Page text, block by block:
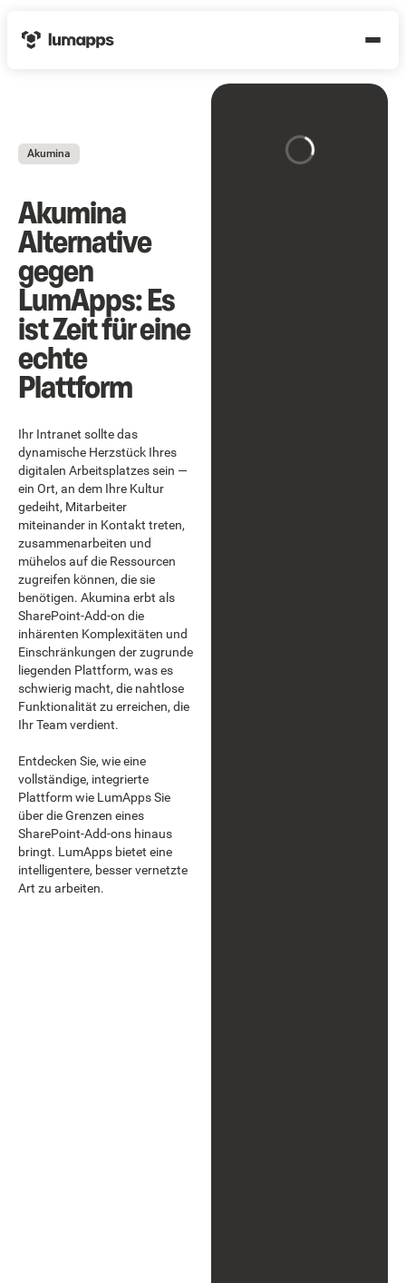
Akumina
Akumina
Alternative
gegen
LumApps: Es
ist Zeit für eine
echte
Plattform
Ihr Intranet sollte das
dynamische Herzstück Ihres
digitalen Arbeitsplatzes sein —
ein Ort, an dem Ihre Kultur
gedeiht, Mitarbeiter
miteinander in Kontakt treten,
zusammenarbeiten und
mühelos auf die Ressourcen
zugreifen können, die sie
benötigen. Akumina erbt als
SharePoint-Add-on die
inhärenten Komplexitäten und
Einschränkungen der zugrunde
liegenden Plattform, was es
schwierig macht, die nahtlose
Funktionalität zu erreichen, die
Ihr Team verdient.
Entdecken Sie, wie eine
vollständige, integrierte
Plattform wie LumApps Sie
über die Grenzen eines
SharePoint-Add-ons hinaus
bringt. LumApps bietet eine
intelligentere, besser vernetzte
Art zu arbeiten.